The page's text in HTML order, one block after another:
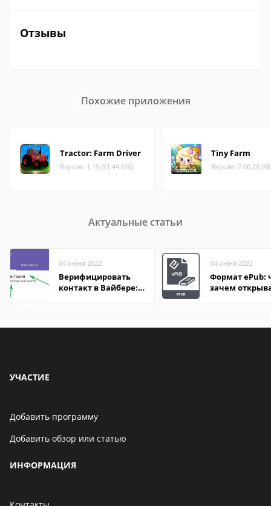
Отзывы
Похожие приложения
Tractor: Farm Driver
Версия: 1.19 (51.44 МБ)
Tiny Farm
Версия: 7.00.28
Актуальные статьи
04 июня 2022
Верифицировать
контакт в Вайбере:
04 июня 2022
Формат ePub:
зачем
УЧАСТИЕ
Добавить программу
Добавить обзор или статью
ИНФОРМАЦИЯ